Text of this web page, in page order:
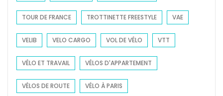
TOUR DE FRANCE TROTTINETTE FREESTYLE VAE
VELIB VELO CARGO VOL DE VÉLO VTT
VÉLO ET TRAVAIL VÉLOS D'APPARTEMENT
VÉLOS DE ROUTE VÉLO À PARIS